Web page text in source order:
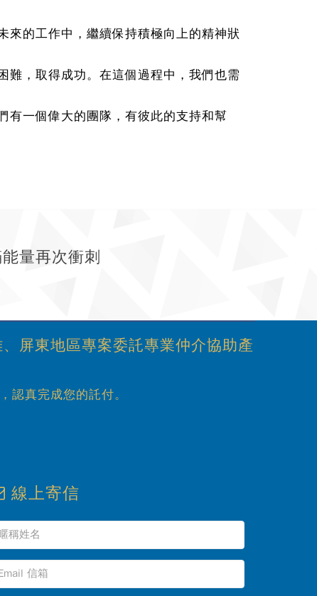
來的工作中，繼續保持積極向上的精神狀
難，取得成功。在這個過程中，我們也需
有一個偉大的團隊，有彼此的支持和幫
量再次衝刺
屏東地區專案委託專業仲介協助產
認真完成您的託付。
線上寄信